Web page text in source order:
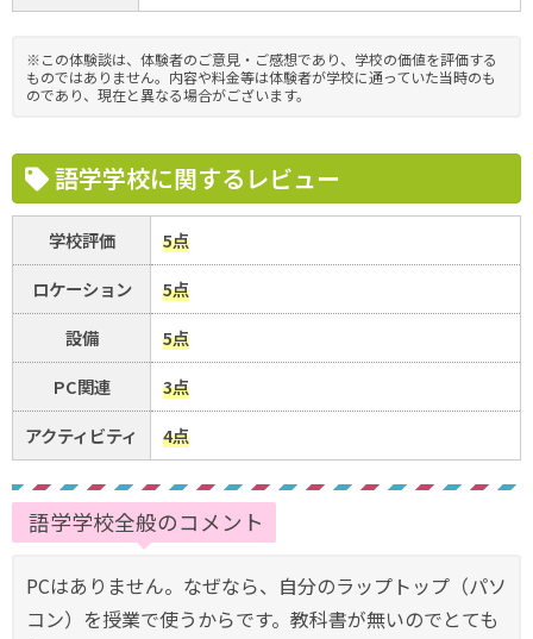
※この体験談は、体験者のご意見・ご感想であり、学校の価値を評価する
ものではありません。内容や料金等は体験者が学校に通っていた当時のも
のであり、現在と異なる場合がございます。
語学学校に関するレビュー
学校評価
5点
ロケーション
5点
設備
5点
PC関連
3点
アクティビティ
4点
語学学校全般のコメント
PCはありません。なぜなら、自分のラップトップ（パソ
コン）を授業で使うからです。教科書が無いのでとても